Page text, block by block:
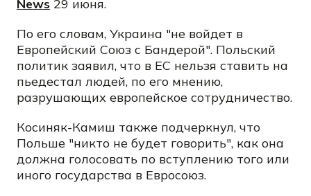
News 29 июня.
По его словам, Украина "не войдет в
Европейский Союз с Бандерой". Польский
политик заявил, что в ЕС нельзя ставить на
пьедестал людей, по его мнению,
разрушающих европейское сотрудничество.
Косиняк-Камиш также подчеркнул, что
Польше "никто не будет говорить", как она
должна голосовать по вступлению того или
иного государства в Евросоюз.